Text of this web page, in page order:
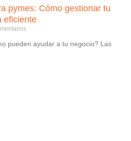
pymes: Cómo gestionar tu
eficiente
pueden ayudar a tu negocio? Las